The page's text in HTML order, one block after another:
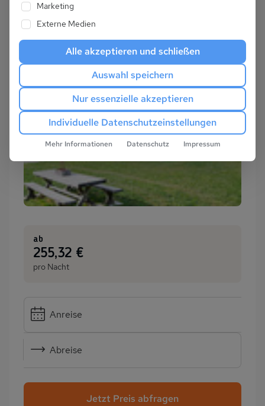
ab
:255,32 €
pro Nacht
Anreise
Abreise
Jetzt Preis abfragen
Marketing
Externe Medien
Alle akzeptieren und schließen
Auswahl speichern
Nur essenzielle akzeptieren
Individuelle Datenschutzeinstellungen
Mehr Informationen Datenschutz Impressum